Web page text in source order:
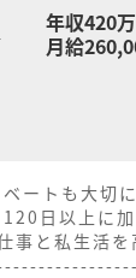
年収420
月給
ートも大切
日以上に
事と私生活